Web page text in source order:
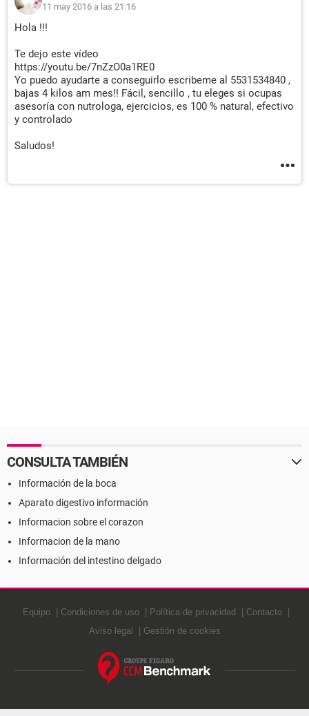
11 may 2016 a las 21:16
Hola !!!
Te dejo este vídeo
https://youtu.be/7nZzO0a1RE0
Yo puedo ayudarte a conseguirlo escribeme al 5531534840 ,
bajas 4 kilos am mes!! Fácil, sencillo , tu eleges si ocupas
asesoría con nutrologa, ejercicios, es 100 % natural, efectivo
y controlado
Saludos!
CONSULTA TAMBIÉN
Información de la boca
Aparato digestivo información
Informacion sobre el corazon
Informacion de la mano
Información del intestino delgado
Equipo Condiciones de uso Política de privacidad
Contacto
Aviso legal
Gestión de cookies